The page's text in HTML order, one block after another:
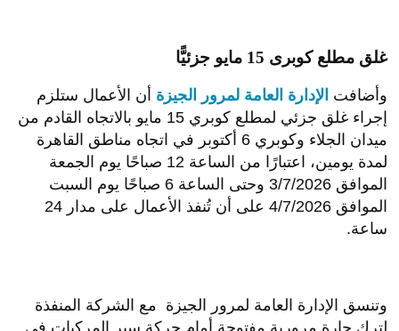
غلق مطلع كوبرى 15 مايو جزئيًّا
وأضافت الإدارة العامة لمرور الجيزة أن الأعمال ستلزم
إجراء غلق جزئي لمطلع كوبري 15 مايو بالاتجاه القادم من
ميدان الجلاء وكوبري 6 أكتوبر في اتجاه مناطق القاهرة
لمدة يومين، اعتبارًا من الساعة 12 صباحًا يوم الجمعة
الموافق 3/7/2026 وحتى الساعة 6 صباحًا يوم السبت
الموافق 4/7/2026 على أن تُنفذ الأعمال على مدار 24
ساعة.
وتنسق الإدارة العامة لمرور الجيزة مع الشركة المنفذة
لترك حارة مرورية مفتوحة أمام حركة سير المركبات في